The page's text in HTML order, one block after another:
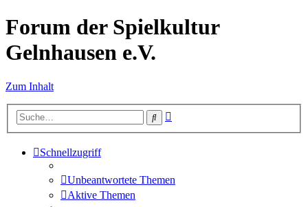
Forum der Spielkultur
Gelnhausen e.V.
Zum Inhalt
Suche
Schnellzugriff
Unbeantwortete Themen
Aktive Themen